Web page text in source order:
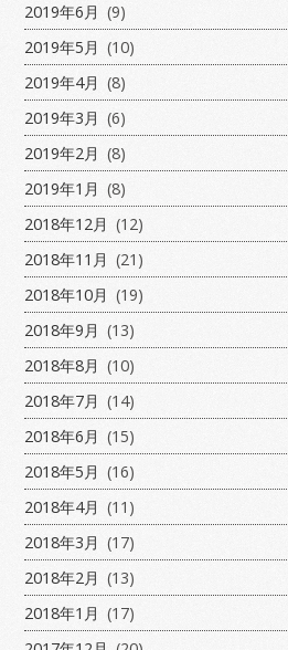
2019年6月 (9)
2019年5月 (10)
2019年4月 (8)
2019年3月 (6)
2019年2月 (8)
2019年1月 (8)
2018年12月 (12)
2018年11月 (21)
2018年10月 (19)
2018年9月 (13)
2018年8月 (10)
2018年7月 (14)
2018年6月 (15)
2018年5月 (16)
2018年4月 (11)
2018年3月 (17)
2018年2月 (13)
2018年1月 (17)